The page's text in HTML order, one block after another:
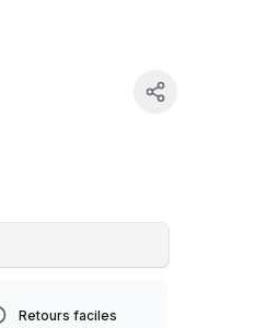
Retours faciles